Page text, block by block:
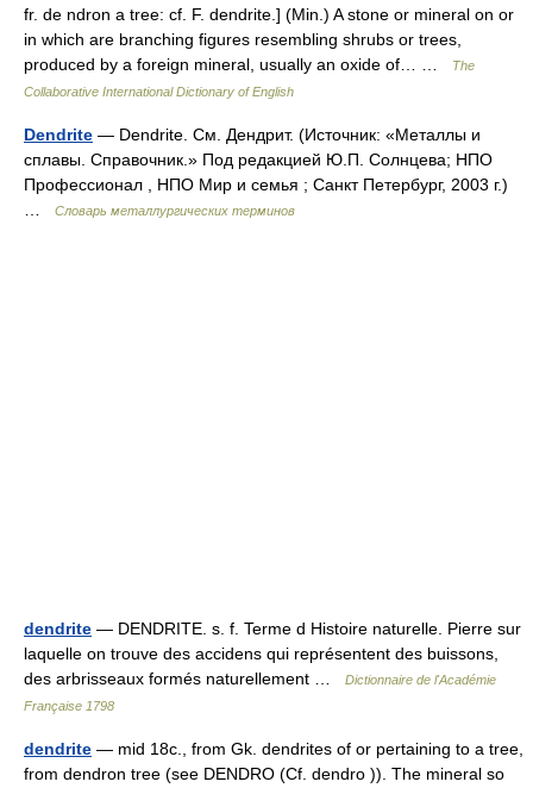
fr. de ndron a tree: cf. F. dendrite.] (Min.) A stone or mineral on or
in which are branching figures resembling shrubs or trees,
produced by a foreign mineral, usually an oxide of… …
The
Collaborative International Dictionary of English
Dendrite — Dendrite. См. Дендрит. (Источник: «Металлы и
сплавы. Справочник.» Под редакцией Ю.П. Солнцева; НПО
Профессионал , НПО Мир и семья ; Санкт Петербург, 2003 г.)
Словарь металлургических терминов
dendrite — DENDRITE. s. f. Terme d Histoire naturelle. Pierre sur
laquelle on trouve des accidens qui représentent des buissons,
des arbrisseaux formés naturellement …
Dictionnaire de l'Académie
Française 1798
dendrite — mid 18c., from Gk. dendrites of or pertaining to a tree,
from dendron tree (see DENDRO (Cf. dendro )). The mineral so